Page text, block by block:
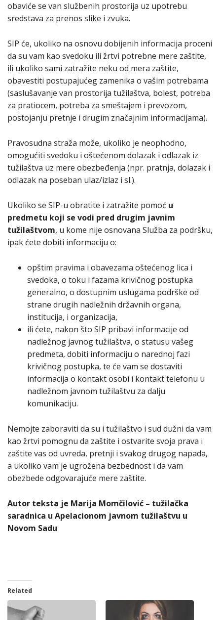
obaviće se van službenih prostorija uz upotrebu
sredstava za prenos slike i zvuka.
SIP će, ukoliko na osnovu dobijenih informacija proceni
da su vam kao svedoku ili žrtvi potrebne mere zaštite,
ili ukoliko sami zatražite neku od mera zaštite,
obavestiti postupajućeg zamenika o vašim potrebama
(saslušavanje van prostorija tužilaštva, bolest, potreba
za pratiocem, potreba za smeštajem i prevozom,
postojanju pretnje i drugim značajnim informacijama).
Pravosudna straža može, ukoliko je neophodno,
omogućiti svedoku i oštećenom dolazak i odlazak iz
tužilaštva uz mere obezbeđenja (npr. pratnja, dolazak i
odlazak na poseban ulaz/izlaz i sl.).
Ukoliko se SIP-u obratite i zatražite pomoć u
predmetu koji se vodi pred drugim javnim
tužilaštvom, u kome nije osnovana Služba za podršku,
ipak ćete dobiti informaciju o:
opštim pravima i obavezama oštećenog lica i
svedoka, o toku i fazama krivičnog postupka
generalno, o dostupnim uslugama podrške od
strane drugih nadležnih državnih organa,
institucija, i organizacija,
ili ćete, nakon što SIP pribavi informacije od
nadležnog javnog tužilaštva, o statusu vašeg
predmeta, dobiti informaciju o narednoj fazi
krivičnog postupka, te će vam se dostaviti
informacija o kontakt osobi i kontakt telefonu u
nadležnom javnom tužilaštvu za dalju
komunikaciju.
Nemojte zaboraviti da su i tužilaštvo i sud dužni da vam
kao žrtvi pomognu da zaštite i ostvarite svoja prava i
zaštite vas od uvreda, pretnji i svakog drugog napada,
a ukoliko vam je ugrožena bezbednost i da vam
obezbede odgovarajuće mere zaštite.
Autor teksta je Marija Momčilović – tužilačka
saradnica u Apelacionom javnom tužilaštvu u
Novom Sadu
Related